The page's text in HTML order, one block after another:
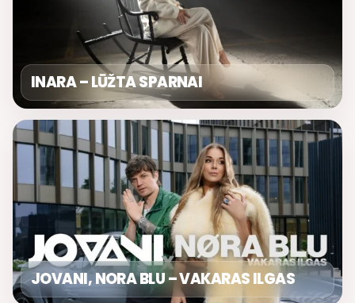
INARA – LŪŽTA SPARNAI
JOVANI, NORA BLU – VAKARAS ILGAS